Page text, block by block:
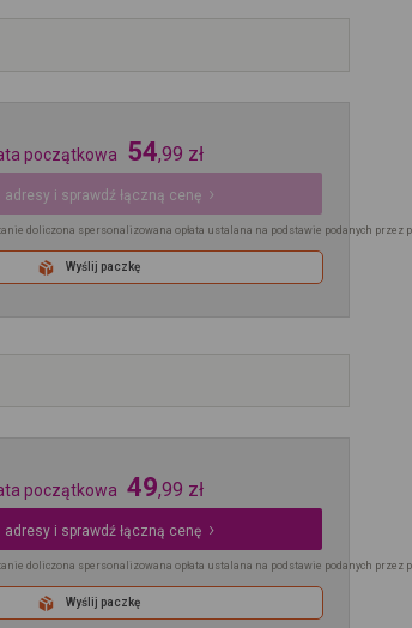
początkowa 54,99 zł
adresy i sprawdź łączną cenę
doliczona spersonalizowana opłata ustalana na podstawie podanych przez
Wyślij paczkę
początkowa 49,99 zł
adresy i sprawdź łączną cenę
doliczona spersonalizowana opłata ustalana na podstawie podanych przez
Wyślij paczkę